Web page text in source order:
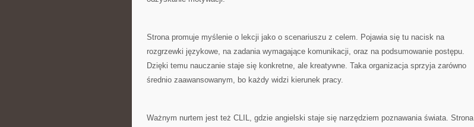
Strona promuje myślenie o lekcji jako o scenariuszu z celem. Pojawia się tu nacisk na
rozgrzewki językowe, na zadania wymagające komunikacji, oraz na podsumowanie postępu.
Dzięki temu nauczanie staje się konkretne, ale kreatywne. Taka organizacja sprzyja zarówno
średnio zaawansowanym, bo każdy widzi kierunek pracy.
Ważnym nurtem jest też CLIL, gdzie angielski staje się narzędziem poznawania świata. Strona